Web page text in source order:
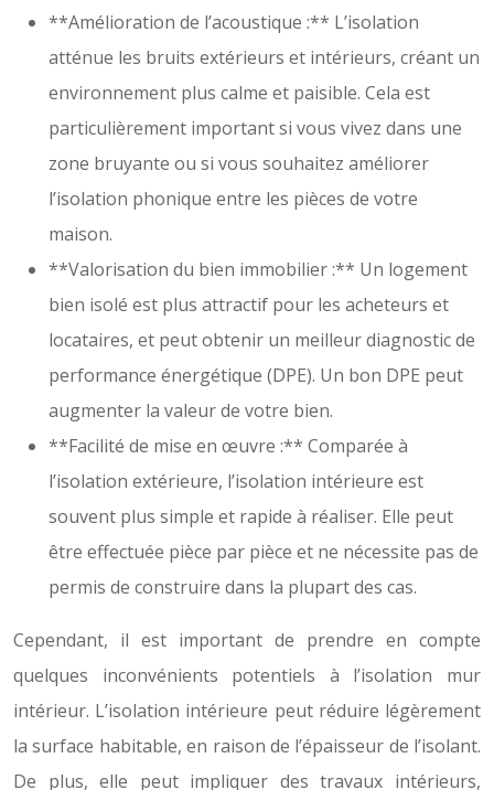
**Amélioration de l’acoustique :** L’isolation
atténue les bruits extérieurs et intérieurs, créant un
environnement plus calme et paisible. Cela est
particulièrement important si vous vivez dans une
zone bruyante ou si vous souhaitez améliorer
l’isolation phonique entre les pièces de votre
maison.
**Valorisation du bien immobilier :** Un logement
bien isolé est plus attractif pour les acheteurs et
locataires, et peut obtenir un meilleur diagnostic de
performance énergétique (DPE). Un bon DPE peut
augmenter la valeur de votre bien.
**Facilité de mise en œuvre :** Comparée à
l’isolation extérieure, l’isolation intérieure est
souvent plus simple et rapide à réaliser. Elle peut
être effectuée pièce par pièce et ne nécessite pas de
permis de construire dans la plupart des cas.
Cependant, il est important de prendre en compte
quelques inconvénients potentiels à l’isolation mur
intérieur. L’isolation intérieure peut réduire légèrement
la surface habitable, en raison de l’épaisseur de l’isolant.
De plus, elle peut impliquer des travaux intérieurs,